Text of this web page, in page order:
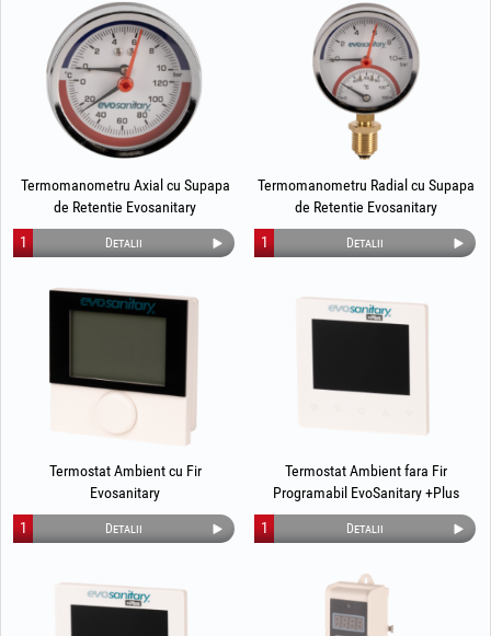
Termomanometru Axial cu Supapa
de Retentie Evosanitary
Detalii
1
Termomanometru Radial cu Supapa
de Retentie Evosanitary
Detalii
1
Termostat Ambient cu Fir
Evosanitary
Detalii
1
Termostat Ambient fara Fir
Programabil EvoSanitary +Plus
Detalii
1